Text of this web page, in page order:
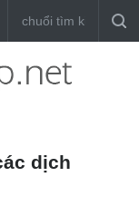
dịch